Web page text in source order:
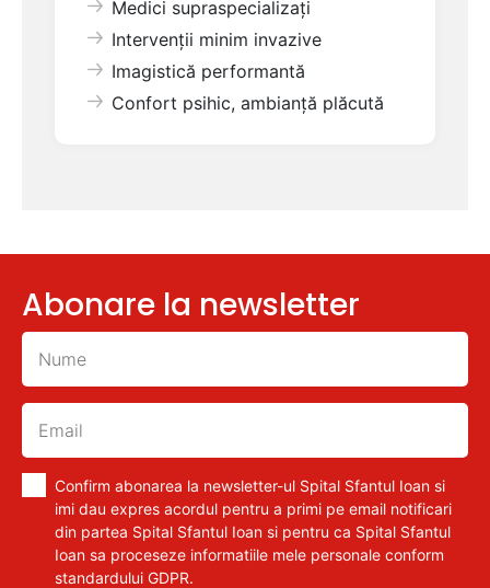
Medici supraspecializați
Intervenții minim invazive
Imagistică performantă
Confort psihic, ambianță plăcută
Abonare la newsletter
Confirm abonarea la newsletter-ul Spital Sfantul Ioan si
imi dau expres acordul pentru a primi pe email notificari
din partea Spital Sfantul Ioan si pentru ca Spital Sfantul
Ioan sa proceseze informatiile mele personale conform
standardului GDPR.